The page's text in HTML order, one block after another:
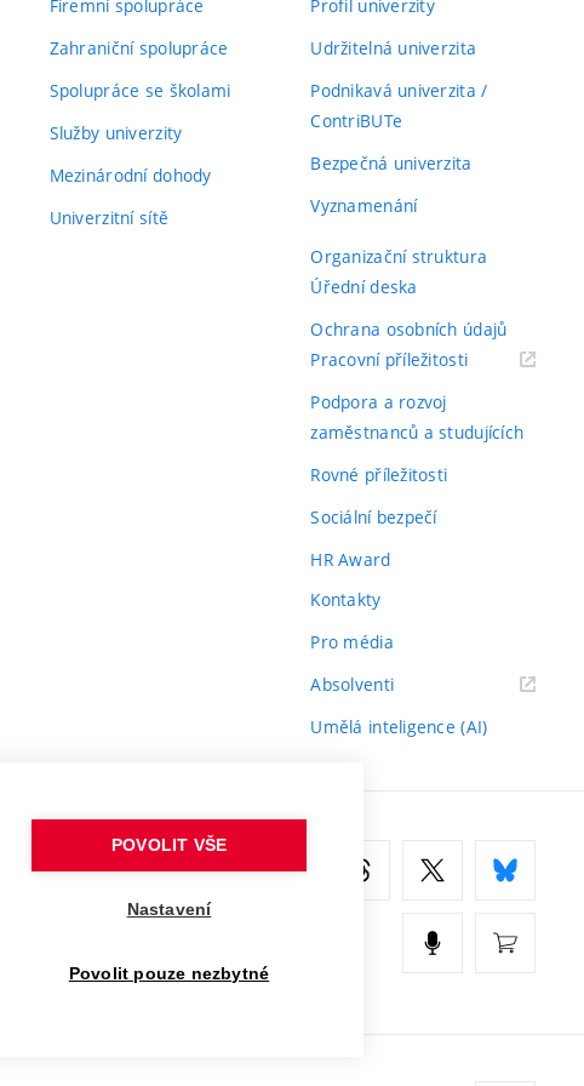
Firemní spolupráce
Zahraniční spolupráce
Spolupráce se školami
Služby univerzity
Mezinárodní dohody
Univerzitní sítě
Profil univerzity
Udržitelná univerzita
Podnikavá univerzita /
ContriBUTe
Bezpečná univerzita
Vyznamenání
Organizační struktura
Úřední deska
Ochrana osobních údajů
Pracovní příležitosti(externí
Podpora a rozvoj
zaměstnanců a studujících
Rovné příležitosti
Sociální bezpečí
HR Award
Kontakty
Pro média
Absolventi(externí
Umělá inteligence (AI)
POVOLIT VŠE
Nastavení
Povolit pouze nezbytné